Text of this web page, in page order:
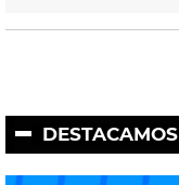
DESTACAMOS